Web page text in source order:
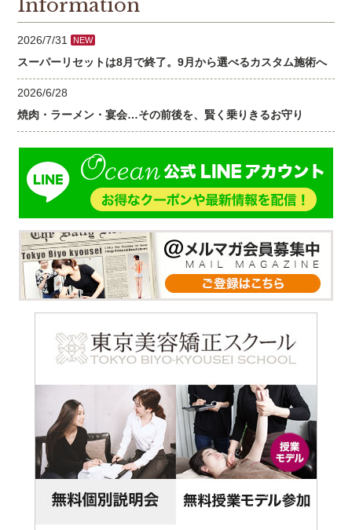
Information
2026/7/31 NEW
スーパーリセットは8月で終了。9月から選べるカスタム施術へ
2026/6/28
焼肉・ラーメン・宴会…その前後を、賢く乗りきるお守り